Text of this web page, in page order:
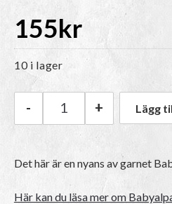
155kr
10 i lager
BC Garn
- + Lägg
Det här är en nyans av garnet
Här kan du läsa mer om